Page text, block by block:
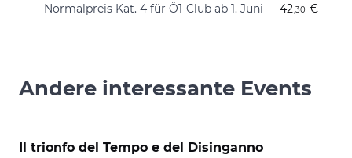
Normalpreis Kat. 4 für Ö1-Club ab 1. Juni
42,30 €
Andere interessante Events
Il trionfo del Tempo e del Disinganno